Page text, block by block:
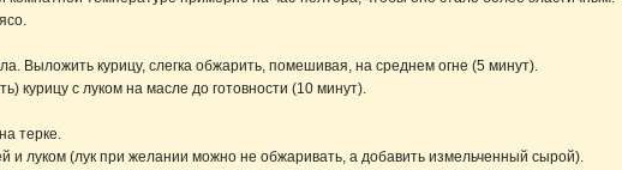
Выложить курицу, слегка обжарить, помешивая, на среднем огне (5 минут).
курицу с луком на масле до готовности (10 минут).
терке.
и луком (лук при желании можно не обжаривать, а добавить измельченный сырой).